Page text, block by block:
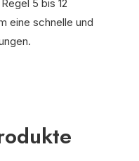
5 bis 12
eine schnelle und